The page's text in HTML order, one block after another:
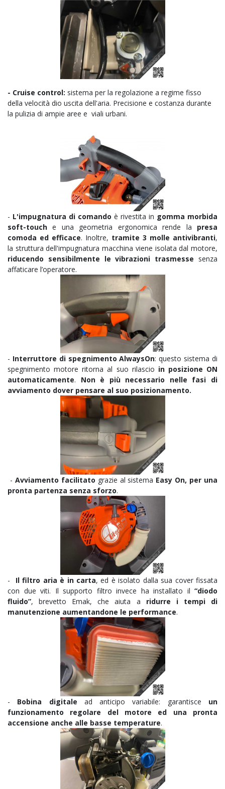
- Cruise control: sistema per la regolazione a regime fisso
della velocità dio uscita dell'aria. Precisione e costanza durante
la pulizia di ampie aree e viali urbani.
- L'impugnatura di comando è rivestita in gomma morbida
soft-touch e una geometria ergonomica rende la presa
comoda ed efficace. Inoltre, tramite 3 molle antivibranti,
la struttura dell'impugnatura macchina viene isolata dal motore,
riducendo sensibilmente le vibrazioni trasmesse senza
affaticare l’operatore.
- Interruttore di spegnimentoAlwaysOn: questo sistema di
spegnimento motore ritorna al suo rilascio in posizione ON
automaticamente. Non è più necessario nelle fasi di
avviamento dover pensare al suo posizionamento.
- Avviamento facilitato grazie al sistema Easy On, per una
pronta partenza senza sforzo.
- Il filtro aria è in carta, ed è isolato dalla sua cover fissata
con due viti. Il supporto filtro invece ha installato il “diodo
fluido”, brevetto Emak, che aiuta a ridurre i tempi di
manutenzione aumentandone le performance.
- Bobina digitale ad anticipo variabile: garantisce un
funzionamento regolare del motore ed una pronta
accensione anche alle basse temperature.